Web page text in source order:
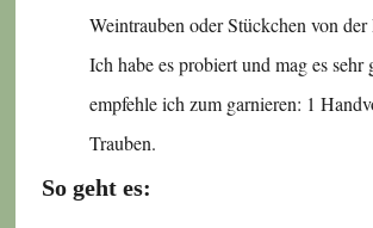
Weintrauben oder Stückchen von
Ich habe es probiert und mag es sehr
empfehle ich zum garnieren: 1
Trauben.
So geht es: